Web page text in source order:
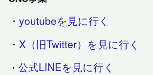
・youtubeを見に行く
・X（旧Twitter）を見に行く
・公式LINEを見に行く